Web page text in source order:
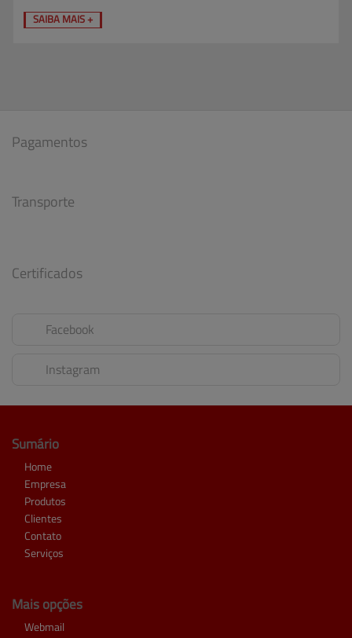
SAIBA MAIS +
Pagamentos
Transporte
Certificados
Facebook
Instagram
Sumário
Home
Empresa
Produtos
Clientes
Contato
Serviços
Mais opções
Webmail